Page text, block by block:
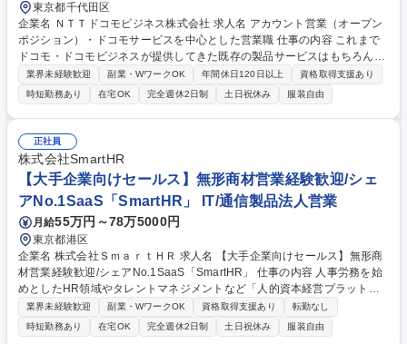
東京都千代田区
企業名 ＮＴＴドコモビジネス株式会社 求人名 アカウント営業（オープン
ポジション）・ドコモサービスを中心とした営業職 仕事の内容 これまで
ドコモ・ドコモビジネスが提供してきた既存の製品サービスはもちろんで
すが、組み合わせることで全く新しいサービスを創造し、顧客のビジネス
拡大に貢献することに全社を挙げて取り組んでおります。 弊社外での知識
やご経験を活かし、ぜひ既存の枠に囚われない新しい領域でのビジネスを
創出していただきたいと考えております。 ■DX実現・課題解決の提案：デ
ータ回線、IT基盤、クラウド、セキュリティ、SaaSサービスなどを活用
し、新規提案および新規案件の開拓。 ■協業・共創ビジネスの創出：ドコ
モグループの保有する技術や情報と、顧客企業の強みを組み合わせ、全く
新しい顧客の新しいビジネスの創出を推進。 募集職種 アカウント営業
（オープンポジション）・ドコモサービスを中心とした営業職
業界未経験歓迎 副業・WワークOK 年間休日120日以上
資格取得支援あり
時短勤務あり
在宅OK 完全週休2日制 土日祝休み 服装自由
正社員
株式会社SmartHR
【大手企業向けセールス】無形商材営業経験歓迎/シェ
アNo.1SaaS「SmartHR」 IT/通信製品法人営業
月給55万円～78万5000円
東京都港区
企業名 株式会社ＳｍａｒｔＨＲ 求人名 【大手企業向けセールス】無形商
材営業経験歓迎/シェアNo.1SaaS「SmartHR」 仕事の内容 人事労務を始
めとしたHR領域やタレントマネジメントなど「人的資本経営プラットフ
ォーム」を提供するSmartHRにて、大手企業を顧客にした受注までの営業
業務をご担当いただきます。 【業務詳細】■担当顧客となる大手企業のア
カウントプランニング■決裁者～担当者含めた様々なステークホルダーと
業界未経験歓迎 副業・WワークOK 資格取得支援あり
転勤なし
時短勤務あり
在宅OK 完全週休2日制 土日祝休み 服装自由